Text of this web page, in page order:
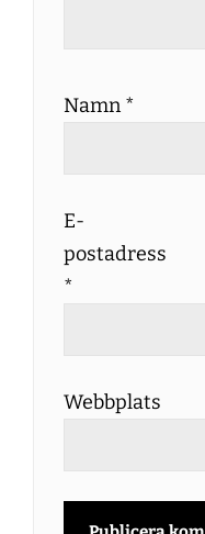
Namn *
E-
postadress
*
Webbplats